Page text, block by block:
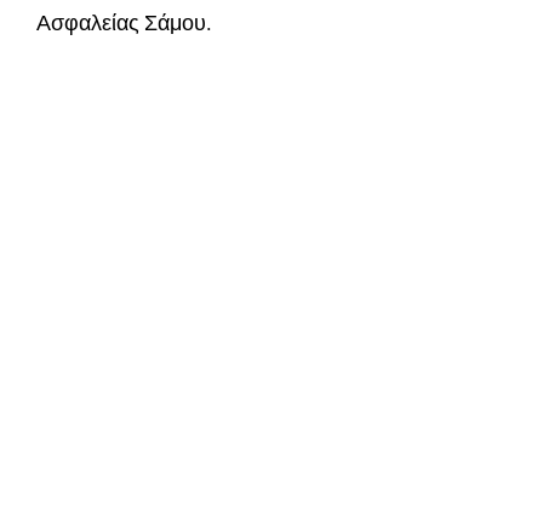
Ασφαλείας Σάμου.